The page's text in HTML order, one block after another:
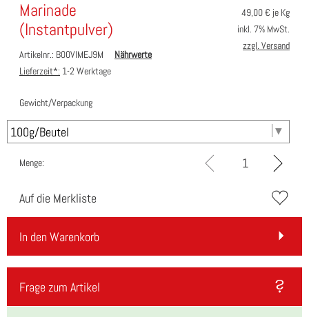
Marinade
(Instantpulver)
Artikelnr.: B00VIMEJ9M
Nährwerte
Lieferzeit*: 1-2 Werktage
49,00€ je Kg
inkl. 7% MwSt.
zzgl. Versand
Gewicht/Verpackung
Menge:
Auf die Merkliste
In den Warenkorb
Frage zum Artikel